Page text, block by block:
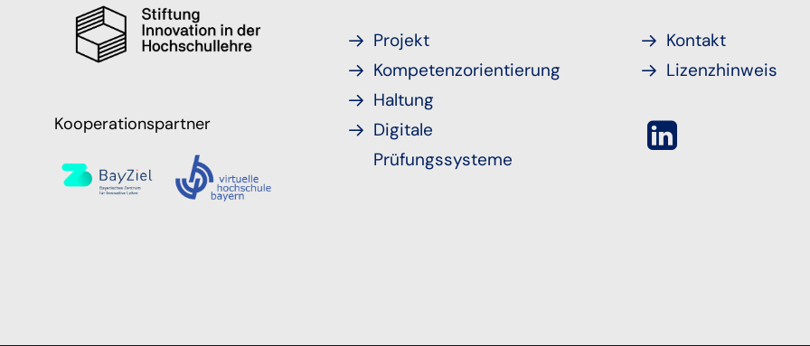
Kooperationspartner
Projekt
Kompetenzorientierung
Haltung
Digitale
Prüfungssysteme
Kontakt
Lizenzhinweis